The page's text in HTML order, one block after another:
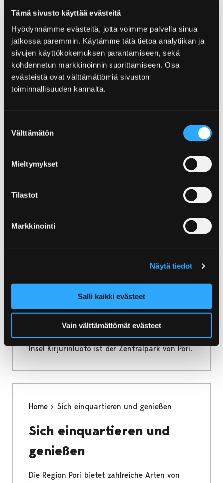
Tämä sivusto käyttää evästeitä
Hyödynnämme evästeitä, jotta voimme palvella sinua
jatkossa paremmin. Käytämme tätä tietoa analytiikan ja
sivujen käyttökokemuksen parantamiseen, sekä
kohdennetun markkinoinnin suorittamiseen. Osa
evästeistä ovat välttämättömiä sivuston
toiminnallisuuden kannalta.
valinta
Välttämätön
Mieltymykset
Tilastot
Markkinointi
Näytä tiedot
Salli kaikki evästeet
Vain välttämättömät evästeet
abwechslungsreiche Wanderwege verwöhnen
Herz der Natur von Pori eintauchen!
Home
Sehen und Erleben
Die Veranstaltungen
hochrangigen Städter Finnlands für
leicht rund um die Stadt, weil nichts in der
ganze Jahr durch teilnehmen!
Kirjurinluoto
Inmitten des Flusses Kokemäenjoki gelegene
Insel Kirjurinluoto ist der Zentralpark von Pori.
Home Sich einquartieren und genießen
Sich einquartieren und
genießen
Die Region Pori bietet zahlreiche Arten von